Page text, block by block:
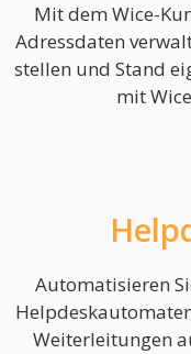
Mit dem Wice-
Adressdaten
stellen und Stand
mit
Automatisieren
Weiterleitungen